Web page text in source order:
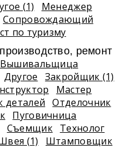
(1)
Менеджер
Сопровождающий
по туризму
ремонт
Вышивальщица
Другое
Закройщик (1)
Мастер
деталей
Отделочник
Пуговичница
Съемщик Технолог
(1) Штамповщик